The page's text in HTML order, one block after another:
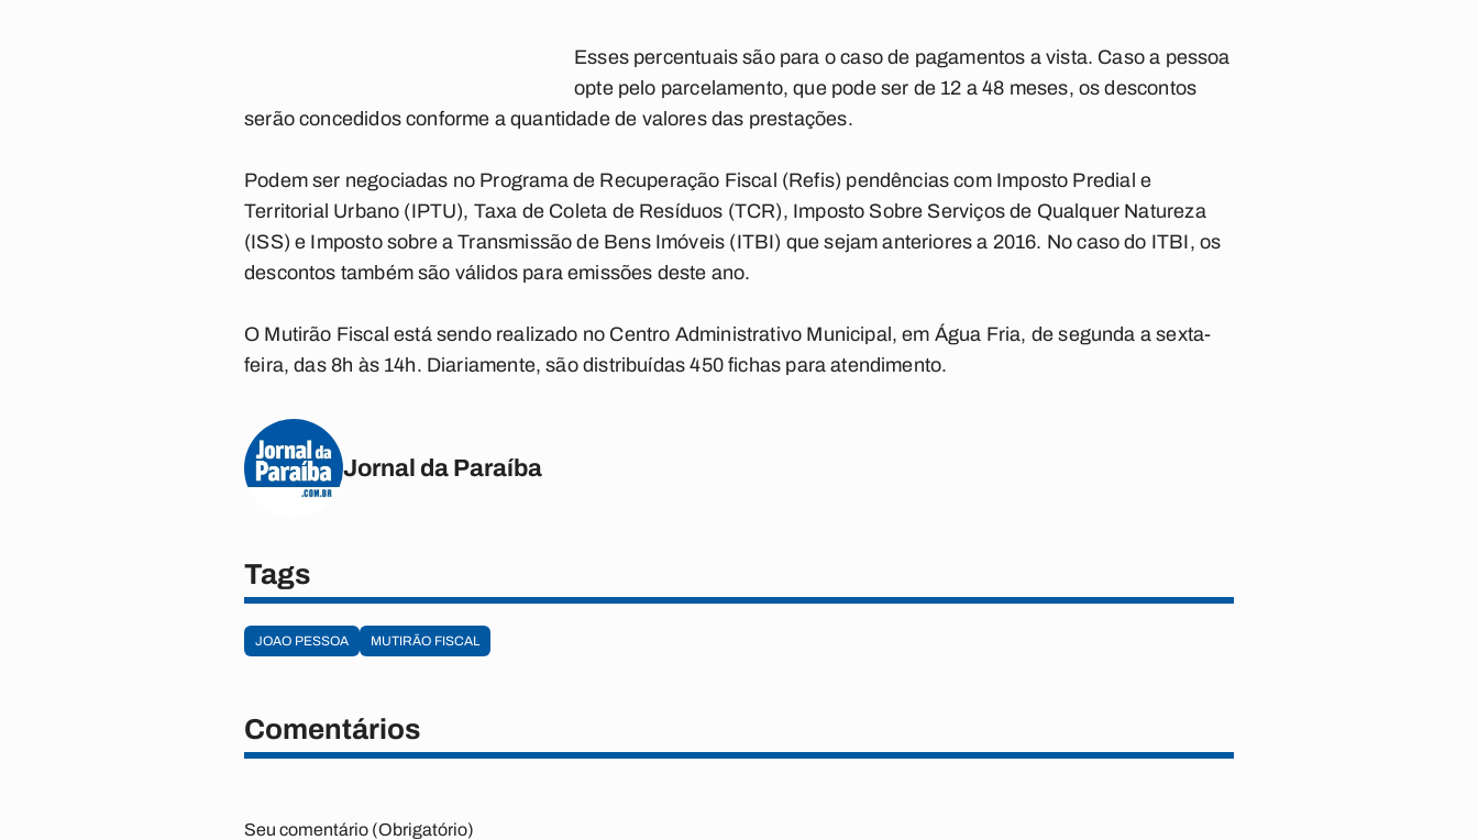
Esses percentuais são para o caso de pagamentos a vista. Caso a pessoa
opte pelo parcelamento, que pode ser de 12 a 48 meses, os descontos
serão concedidos conforme a quantidade de valores das prestações.
Podem ser negociadas no Programa de Recuperação Fiscal (Refis) pendências com Imposto Predial e
Territorial Urbano (IPTU), Taxa de Coleta de Resíduos (TCR), Imposto Sobre Serviços de Qualquer Natureza
(ISS) e Imposto sobre a Transmissão de Bens Imóveis (ITBI) que sejam anteriores a 2016. No caso do ITBI, os
descontos também são válidos para emissões deste ano.
O Mutirão Fiscal está sendo realizado no Centro Administrativo Municipal, em Água Fria, de segunda a sexta-
feira, das 8h às 14h. Diariamente, são distribuídas 450 fichas para atendimento.
Jornal da Paraíba
Tags
JOAO PESSOA MUTIRÃO FISCAL
Comentários
Seu comentário (Obrigatório)